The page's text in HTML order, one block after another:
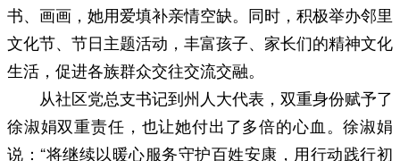
书、画画，她用爱填补亲情空缺。同时，积极举办邻里
文化节、节日主题活动，丰富孩子、家长们的精神文化
生活，促进各族群众交往交流交融。
从社区党总支书记到州人大代表，双重身份赋予了
徐淑娟双重责任，也让她付出了多倍的心血。徐淑娟
说：“将继续以暖心服务守护百姓安康，用行动践行初